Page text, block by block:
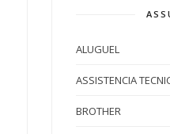
ALUGUEL
ASSISTENCIA
BROTHER